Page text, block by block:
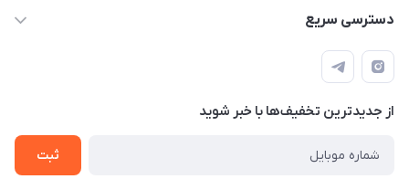
سیمای ورزش
اسکیت فلایینگ ایگل
اسکیت دخترانه
دسترسی سریع
اسکوتر برقی دخترانه
اسکیت روسز
اسکوتر
از جدید‌ترین تخفیف‌ها با‌ خبر شوید
ثبت